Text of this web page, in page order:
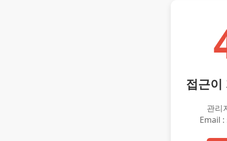
접근이
관리
Email